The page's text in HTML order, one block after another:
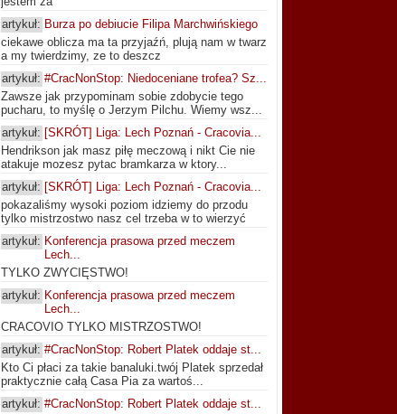
artykuł: Burza po debiucie Filipa Marchwińskiego
ciekawe oblicza ma ta przyjaźń, plują nam w twarz
a my twierdzimy, ze to deszcz
artykuł: #CracNonStop: Niedoceniane trofea? Sz...
Zawsze jak przypominam sobie zdobycie tego
pucharu, to myślę o Jerzym Pilchu. Wiemy wsz...
artykuł: [SKRÓT] Liga: Lech Poznań - Cracovia...
Hendrikson jak masz piłę meczową i nikt Cie nie
atakuje mozesz pytac bramkarza w ktory...
artykuł: [SKRÓT] Liga: Lech Poznań - Cracovia...
pokazaliśmy wysoki poziom idziemy do przodu
tylko mistrzostwo nasz cel trzeba w to wierzyć
artykuł: Konferencja prasowa przed meczem
Lech...
TYLKO ZWYCIĘSTWO!
artykuł: Konferencja prasowa przed meczem
Lech...
CRACOVIO TYLKO MISTRZOSTWO!
artykuł: #CracNonStop: Robert Platek oddaje st...
Kto Ci płaci za takie banaluki.twój Platek sprzedał
praktycznie całą Casa Pia za wartoś...
artykuł: #CracNonStop: Robert Platek oddaje st...